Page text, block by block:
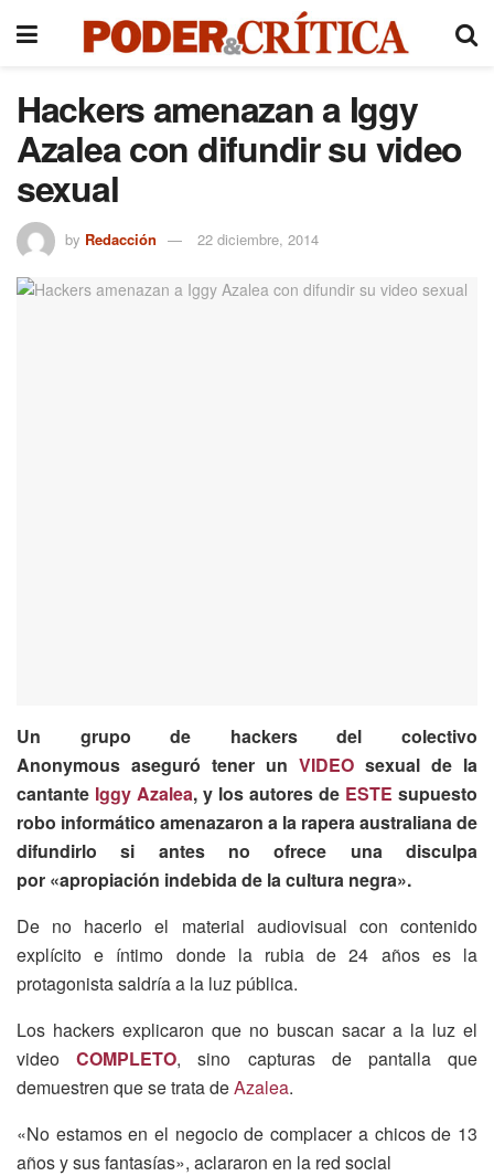
Hackers amenazan a Iggy
Azalea con difundir su video
sexual
by Redacción 22 diciembre, 2014
Un grupo de hackers del colectivo
Anonymous aseguró tener un VIDEO sexual de la
cantante Iggy Azalea, y los autores de ESTE supuesto
robo informático amenazaron a la rapera australiana de
difundirlo si antes no ofrece una disculpa
por «apropiación indebida de la cultura negra».
De no hacerlo el material audiovisual con contenido
explícito e íntimo donde la rubia de 24 años es la
protagonista saldría a la luz pública.
Los hackers explicaron que no buscan sacar a la luz el
videoCOMPLETO, sino capturas de pantalla que
demuestren que se trata deAzalea.
«No estamos en el negocio de complacer a chicos de 13
años y sus fantasías», aclararon en la red social